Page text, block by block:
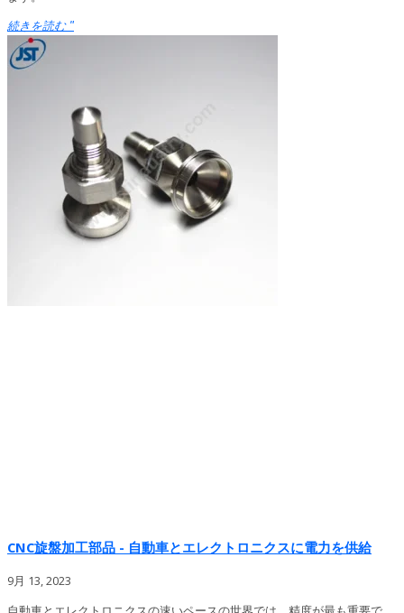
続きを読む "
CNC旋盤加工部品 - 自動車とエレクトロニクスに電力を供給
9月 13, 2023